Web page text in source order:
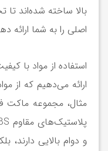
بالا ساخته شده‌اند تا
اصلی را به شما ارائه
استفاده از مواد با
ارائه می‌دهیم که از
مثال، مجموعه ماکت
و دوام بالایی